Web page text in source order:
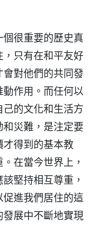
很重要的歷史真
只有在和平友好
對他們的共同發
作用。而任何以
的文化和生活方
災難，是注定要
得到的基本教
在當今世界上，
堅持相互尊重，
進我們居住的這
展中不斷地實現